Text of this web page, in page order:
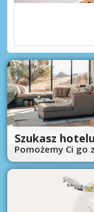
Szukasz
Pomożemy Ci go